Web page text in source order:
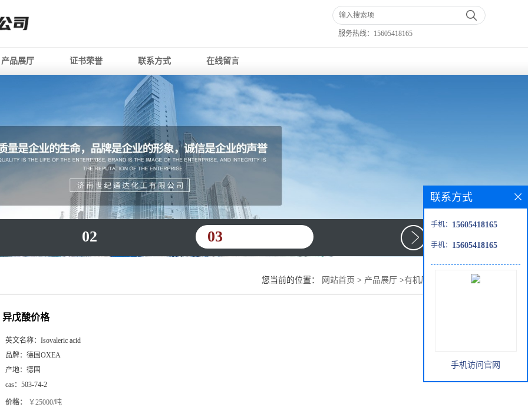
服务热线： 15605418165
产品展厅 证书荣誉 联系方式 在线留言
02 03
您当前的位置： 网站首页 > 产品展厅 >有机原料 异戊酸价格
异戊酸价格
英文名称： Isovaleric acid
品牌： 德国OXEA
产地： 德国
cas： 503-74-2
价格： ￥25000/吨
联系方式
手机： 15605418165
手机： 15605418165
手机访问官网